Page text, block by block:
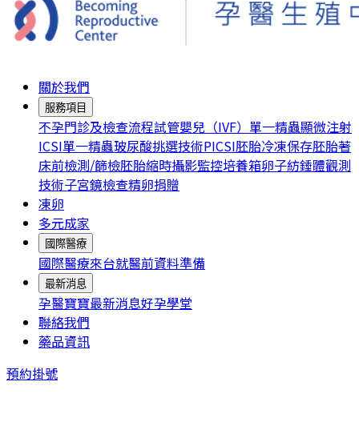
關於我們
服務項目
不孕門診及檢查流程試管嬰兒（IVF） 單一精蟲顯微注射
ICSI單一精蟲玻尿酸挑選技術PICSI胚胎冷凍保存胚胎著
床前檢測/篩檢胚胎縮時攝影監控培養箱卵子紡錘體觀測
技術子宮鏡檢查精卵捐贈
凍卵
多元成家
國際醫療
國際醫療來台就醫前資料準備
最新消息
孕醫寶寶最新消息好孕學堂
聯絡我們
藥品資訊
預約掛號